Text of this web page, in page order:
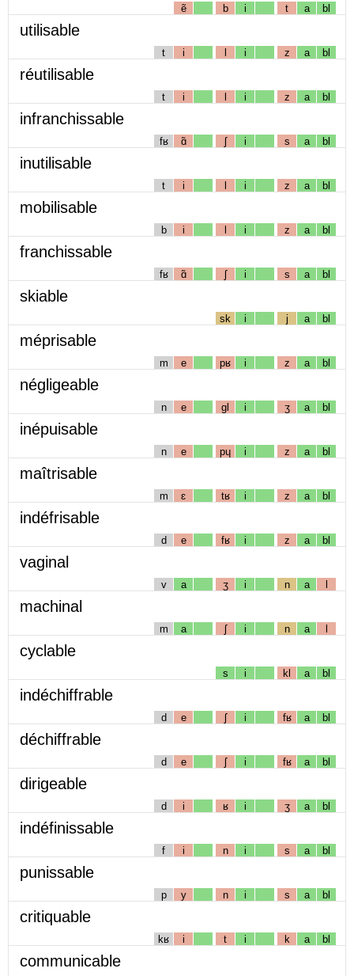
ẽ b i t a bl
utilisable
t i l i z a bl
réutilisable
t i l i z a bl
infranchissable
fʁ ɑ̃ ʃ i s a bl
inutilisable
t i l i z a bl
mobilisable
b i l i z a bl
franchissable
fʁ ɑ̃ ʃ i s a bl
skiable
sk i j a bl
méprisable
m e pʁ i z a bl
négligeable
n e gl i ʒ a bl
inépuisable
n e pɥ i z a bl
maîtrisable
m ɛ tʁ i z a bl
indéfrisable
d e fʁ i z a bl
vaginal
v a ʒ i n a l
machinal
m a ʃ i n a l
cyclable
s i kl a bl
indéchiffrable
d e ʃ i fʁ a bl
déchiffrable
d e ʃ i fʁ a bl
dirigeable
d i ʁ i ʒ a bl
indéfinissable
f i n i s a bl
punissable
p y n i s a bl
critiquable
kʁ i t i k a bl
communicable